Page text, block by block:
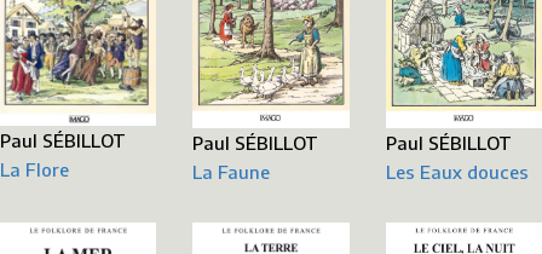
Paul SÉBILLOT
La Flore
Paul SÉBILLOT
La Faune
Paul SÉBILLOT
Les Eaux douces